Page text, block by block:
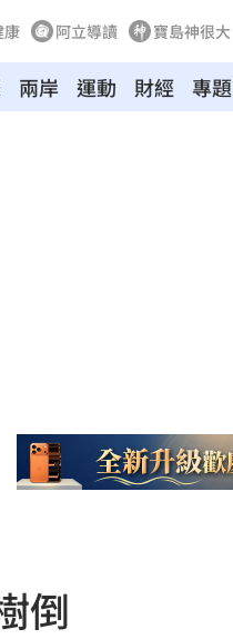
康 阿立導讀 寶島神很大
兩岸 運動 財經 專題
倒